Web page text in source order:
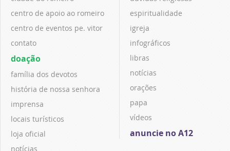
centro de apoio ao romeiro
centro de eventos pe. vitor
contato
doação
família dos devotos
história de nossa senhora
imprensa
locais turísticos
loja oficial
notícias
espiritualidade
igreja
infográficos
libras
notícias
orações
papa
vídeos
anuncie no A12